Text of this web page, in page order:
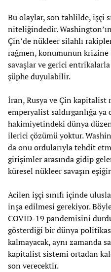
Bu olaylar, son tahlilde, işçi
niteliğindedir.
Çin’de nükleer silahlı
rağmen, konumunun krizine
savaşlar ve gerici
şüphe duyulabilir.
İran, Rusya ve Çin
emperyalist saldırganlığa
hakimiyetindeki dünya
ilerici çözümü yoktur.
da onu ordularıyla tehdit
girişimler arasında gidip
küresel nükleer savaşın
Acilen işçi sınıfı içinde
inşa edilmesi gerekiyor.
COVID-19 pandemisini
gösterdiği bir dünya
kalmayacak, aynı zamanda
kapitalist sistemi ortadan
son verecektir.